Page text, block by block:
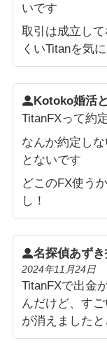
いです
取引は成立し
くいTitanを気
TitanFXって約
なんか約定し
とないです
どこのFX使う
し！
Kotoko婚活
2024年11月24日
TitanFXで出金
んだけど、す
が消えましたと
名探偵あず